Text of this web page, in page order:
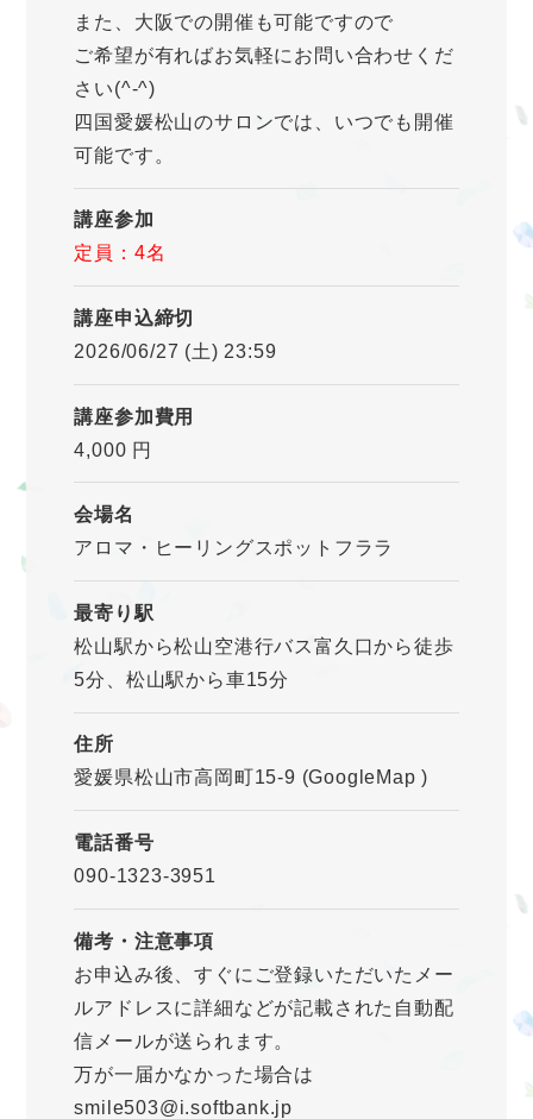
また、大阪での開催も可能ですので
ご希望が有ればお気軽にお問い合わせくだ
さい(^-^)
四国愛媛松山のサロンでは、いつでも開催
可能です。
講座参加
定員：4名
講座申込締切
2026/06/27 (土) 23:59
講座参加費用
4,000 円
会場名
アロマ・ヒーリングスポットフララ
最寄り駅
松山駅から松山空港行バス富久口から徒歩
5分、松山駅から車15分
住所
愛媛県松山市高岡町15-9 (GoogleMap )
電話番号
090-1323-3951
備考・注意事項
お申込み後、すぐにご登録いただいたメー
ルアドレスに詳細などが記載された自動配
信メールが送られます。
万が一届かなかった場合は
smile503@i.softbank.jp